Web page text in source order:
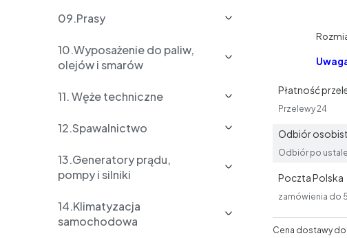
09.Prasy
10.Wyposażenie do paliw,
olejów i smarów
11. Węże techniczne
12.Spawalnictwo
13.Generatory prądu,
pompy i silniki
14.Klimatyzacja
samochodowa
Płatność
Przelewy 24
Odbiór
Odbiór po
Poczta Polska
zamówienia do
Cena dostawy